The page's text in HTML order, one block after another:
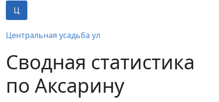
Ц
Центральная усадьба ул
Сводная статистика
по Аксарину